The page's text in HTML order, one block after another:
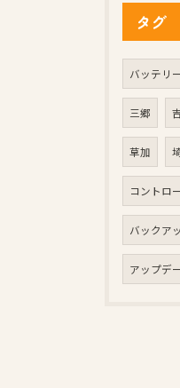
タグ
バッテリ
三郷
草加
コントロ
バックア
アップデ